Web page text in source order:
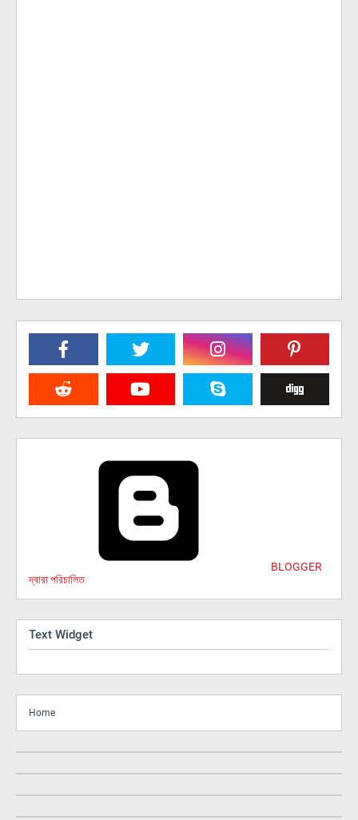
BLOGGER
দ্বারা পরিচালিত
Text Widget
Home